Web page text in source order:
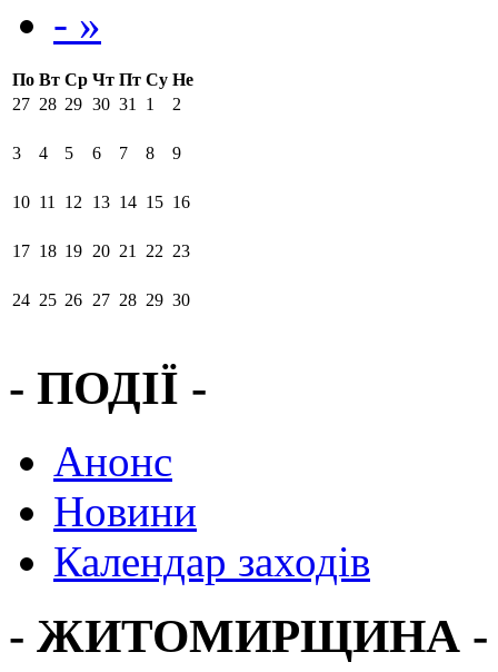
- »
По Вт Ср Чт Пт Су Не
27 28 29 30 31 1 2
3 4 5 6 7 8 9
10 11 12 13 14 15 16
17 18 19 20 21 22 23
24 25 26 27 28 29 30
- ПОДІЇ -
Анонс
Новини
Календар заходів
- ЖИТОМИРЩИНА -